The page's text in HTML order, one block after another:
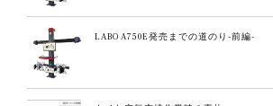
LABO A750E発売までの道のり-前編-